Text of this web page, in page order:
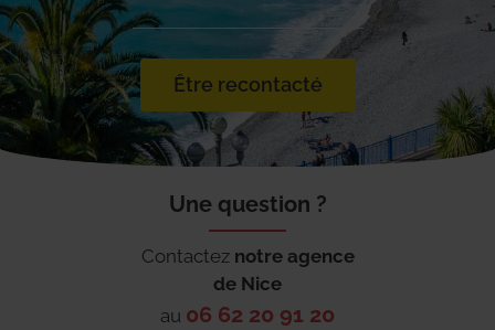
Être recontacté
Une question ?
Contactez notre agence
de Nice
au 06 62 20 91 20